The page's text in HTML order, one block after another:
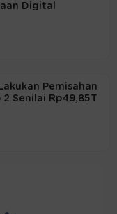
Digital
Pemisahan
2 Senilai Rp49,85T